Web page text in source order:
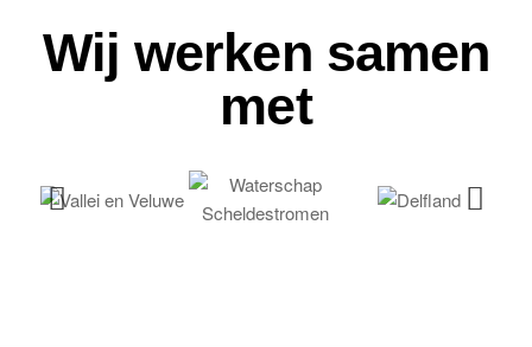
Wij werken samen
met